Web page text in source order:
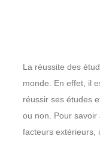
La réussite des
monde. En effet, il
réussir ses études
ou non. Pour savoir
facteurs extérieurs,